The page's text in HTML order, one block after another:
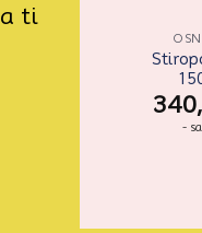
ti
-
30×45